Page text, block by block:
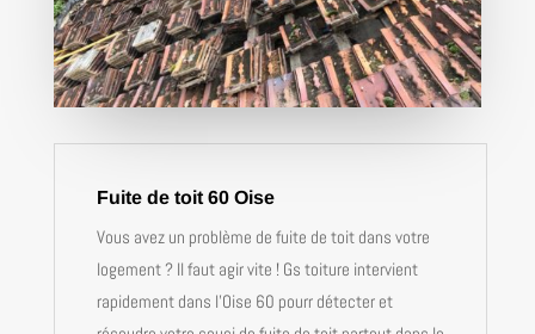
Fuite de toit 60 Oise
Vous avez un problème de fuite de toit dans votre
logement ? Il faut agir vite ! Gs toiture intervient
rapidement dans l’Oise 60 pourr détecter et